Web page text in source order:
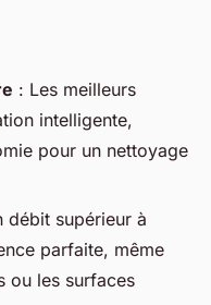
lave
en
lecture
: Les meilleurs
intelligente,
pour un nettoyage
débit supérieur à
parfaite, même
ou les surfaces